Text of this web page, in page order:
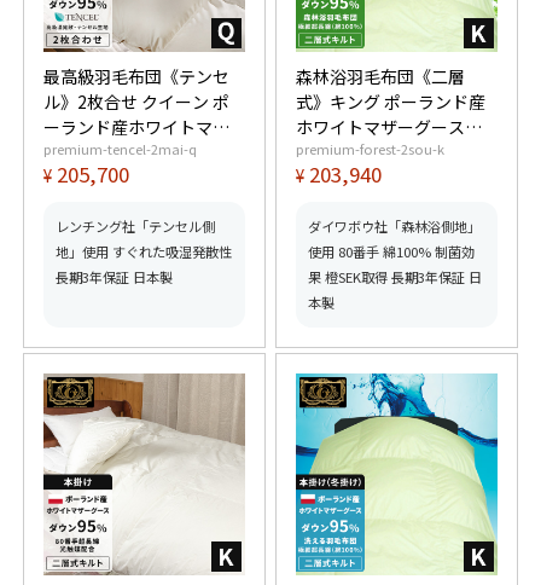
最高級羽毛布団《テンセ
ル》2枚合せ クイーン ポ
ーランド産ホワイトマザ
ーグースダウン95%
(440dp以上) 合掛1.3kg、
アムゴールド取得】【グ
ッドふとんマーク取得】
premium-tencel-2mai-q
¥ 205,700
レンチング社「テンセル側
地」使用 すぐれた吸湿発散性
長期3年保証 日本製
森林浴羽毛布団《二層
式》キング ポーランド産
ホワイトマザーグースダ
ウン95% (440dp以上) 羽
毛量2.2kg 【6つ星プレミ
ッドふとんマーク取得】
premium-forest-2sou-k
¥ 203,940
ダイワボウ社「森林浴側地」
使用 80番手 綿100% 制菌効
果 橙SEK取得 長期3年保証 日
本製